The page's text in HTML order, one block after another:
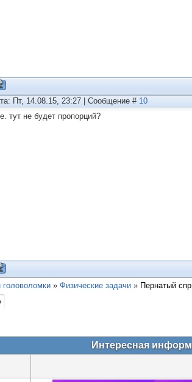
Пт, 14.08.15, 23:27 | Сообщение # 10
тут не будет пропорций?
головоломки » Физические задачи » Пернатый
Интересная